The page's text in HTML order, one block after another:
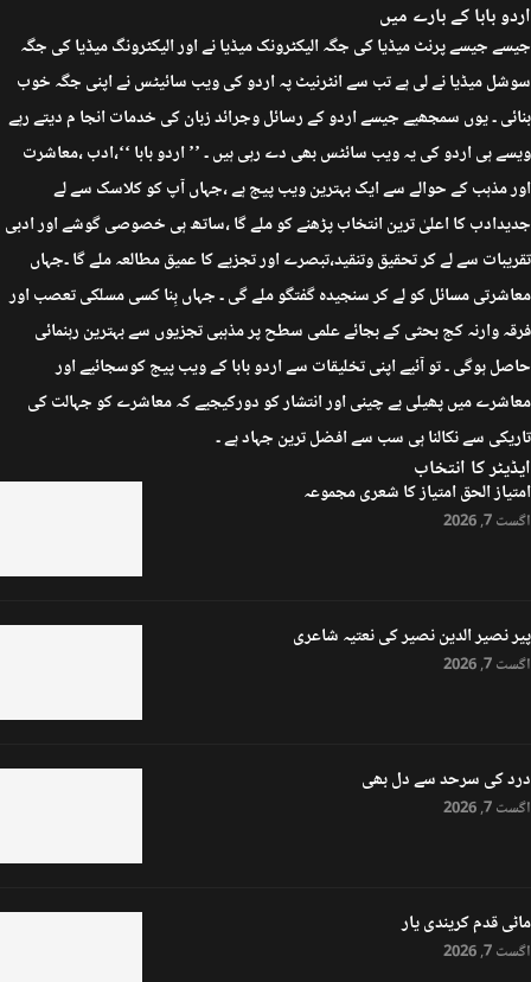
اردو بابا کے بارے میں
جیسے جیسے پرنٹ میڈیا کی جگہ الیکٹرونک میڈیا نے اور الیکٹرونگ میڈیا کی جگہ
سوشل میڈیا نے لی ہے تب سے انٹرنیٹ پہ اردو کی ویب سائیٹس نے اپنی جگہ خوب
بنائی ۔ یوں سمجھیے جیسے اردو کے رسائل وجرائد زبان کی خدمات انجا م دیتے رہے
ویسے ہی اردو کی یہ ویب سائٹس بھی دے رہی ہیں ۔ ’’ اردو بابا ‘‘،ادب ،معاشرت
اور مذہب کے حوالے سے ایک بہترین ویب پیج ہے ،جہاں آپ کو کلاسک سے لے
جدیدادب کا اعلیٰ ترین انتخاب پڑھنے کو ملے گا ،ساتھ ہی خصوصی گوشے اور ادبی
تقریبات سے لے کر تحقیق وتنقید،تبصرے اور تجزیے کا عمیق مطالعہ ملے گا ۔جہاں
معاشرتی مسائل کو لے کر سنجیدہ گفتگو ملے گی ۔ جہاں بِنا کسی مسلکی تعصب اور
فرقہ وارنہ کج بحثی کے بجائے علمی سطح پر مذہبی تجزیوں سے بہترین رہنمائی
حاصل ہوگی ۔ تو آئیے اپنی تخلیقات سے اردو بابا کے ویب پیج کوسجائیے اور
معاشرے میں پھیلی بے چینی اور انتشار کو دورکیجیے کہ معاشرے کو جہالت کی
تاریکی سے نکالنا ہی سب سے افضل ترین جہاد ہے ۔
ایڈیٹر کا انتخاب
امتیاز الحق امتیاز کا شعری مجموعہ
اگست 7, 2026
پیر نصیر الدین نصیر کی نعتیہ شاعری
اگست 7, 2026
درد کی سرحد سے دل بھی
اگست 7, 2026
ماٹی قدم کریندی یار
اگست 7, 2026